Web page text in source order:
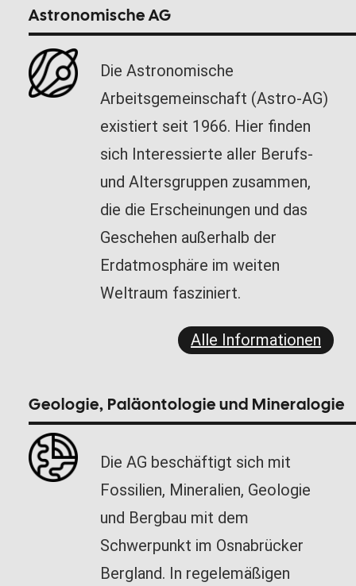
Astronomische AG
Die Astronomische
Arbeitsgemeinschaft (Astro-AG)
existiert seit 1966. Hier finden
sich Interessierte aller Berufs-
und Altersgruppen zusammen,
die die Erscheinungen und das
Geschehen außerhalb der
Erdatmosphäre im weiten
Weltraum fasziniert.
Alle Informationen
Geologie, Paläontologie und Mineralogie
Die AG beschäftigt sich mit
Fossilien, Mineralien, Geologie
und Bergbau mit dem
Schwerpunkt im Osnabrücker
Bergland. In regelemäßigen